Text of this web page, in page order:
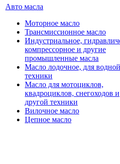
Авто масла
Моторное масло
Трансмиссионное масло
Индустриальное,
компрессорное и другие
промышленные масла
Масло лодочное, для водной
техники
Масло для мотоциклов,
квадроциклов, снегоходов и
другой техники
Вилочное масло
Цепное масло